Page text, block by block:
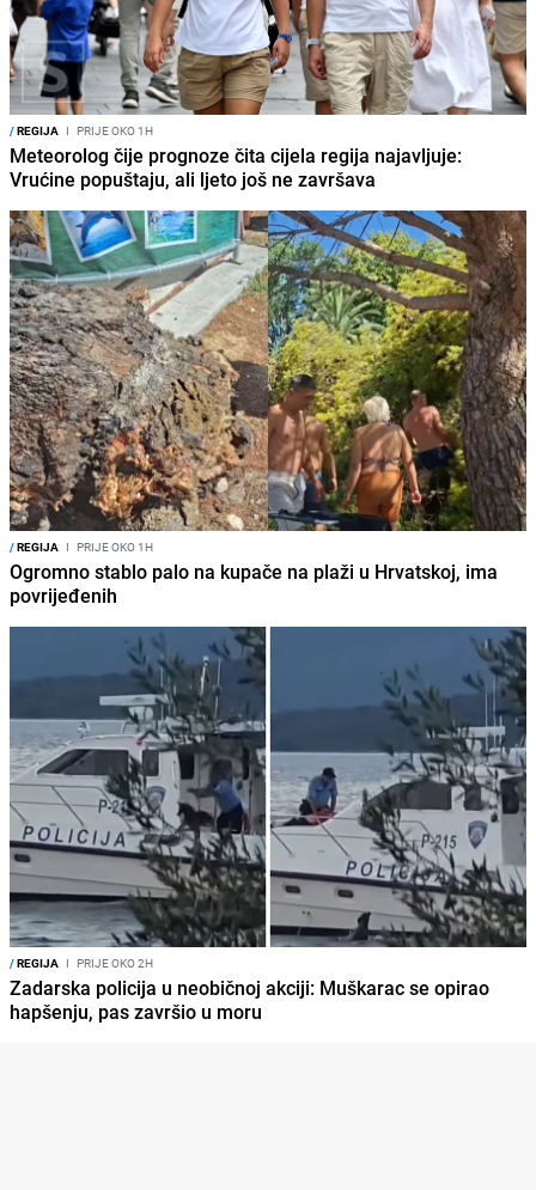
/REGIJA I PRIJE OKO 1H
Meteorolog čije prognoze čita cijela regija najavljuje:
Vrućine popuštaju, ali ljeto još ne završava
/REGIJA I PRIJE OKO 1H
Ogromno stablo palo na kupače na plaži u Hrvatskoj, ima
povrijeđenih
/REGIJA I PRIJE OKO 2H
Zadarska policija u neobičnoj akciji: Muškarac se opirao
hapšenju, pas završio u moru